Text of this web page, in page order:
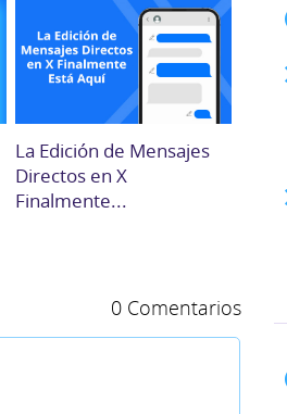
La Edición de Mensajes
Directos en X
Finalmente...
0 Comentarios